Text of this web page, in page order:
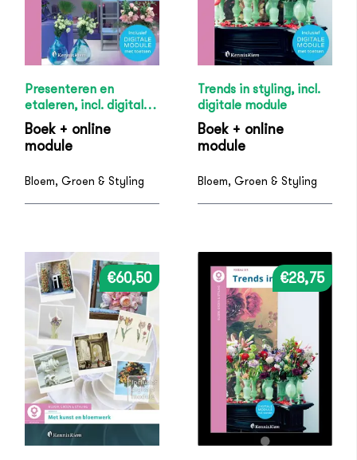
Presenteren en
etaleren, incl. digitale
module
Boek + online
module
Bloem, Groen & Styling
Trends in styling, incl.
digitale module
Boek + online
module
Bloem, Groen & Styling
€60,50 €28,75